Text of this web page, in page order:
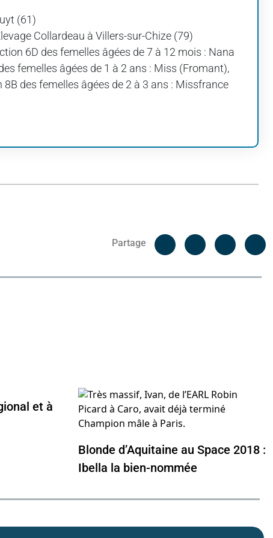
(61)
Collardeau à Villers-sur-Chize (79)
6D des femelles âgées de 7 à 12 mois : Nana
femelles âgées de 1 à 2 ans : Miss (Fromant),
8B des femelles âgées de 2 à 3 ans : Missfrance
Partage
Facebook
et à
Blonde d’Aquitaine au Space 2018 :
Ibella la bien-nommée